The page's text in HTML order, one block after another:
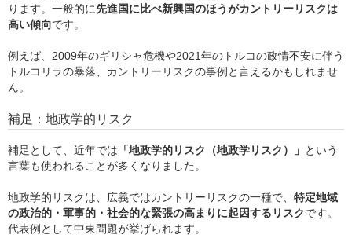
ります。一般的に先進国に比べ新興国のほうがカントリーリスクは
高い傾向です。
例えば、2009年のギリシャ危機や2021年のトルコの政情不安に伴う
トルコリラの暴落、カントリーリスクの事例と言えるかもしれませ
ん。
補足：地政学的リスク
補足として、近年では 「地政学的リスク（地政学リスク）」 という
言葉も使われることが多くなりました。
地政学的リスクは、広義ではカントリーリスクの一種で、 特定地域
の政治的・軍事的・社会的な緊張の高まりに起因するリスクです。
代表例として中東問題が挙げられます。